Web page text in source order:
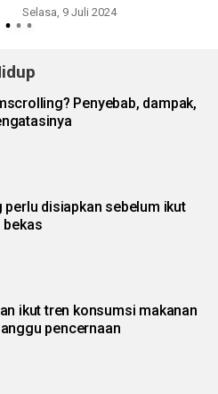
Selasa, 9 Juli 2024
Penyebab, dampak,
perlu disiapkan sebelum ikut
bekas
ikut tren konsumsi makanan
pencernaan